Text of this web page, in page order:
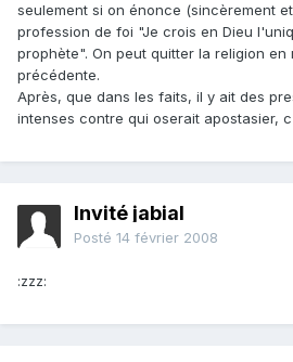
seulement si on énonce (sincèrement
profession de foi "Je crois en Dieu
prophète". On peut quitter la religion en
précédente.
Après, que dans les faits, il y ait des
intenses contre qui oserait apostasier,
Invité jabial
Posté 14 février 2008
:zzz: